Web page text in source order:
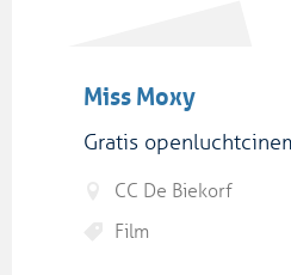
Miss Moxy
Gratis
CC De Biekorf
Film